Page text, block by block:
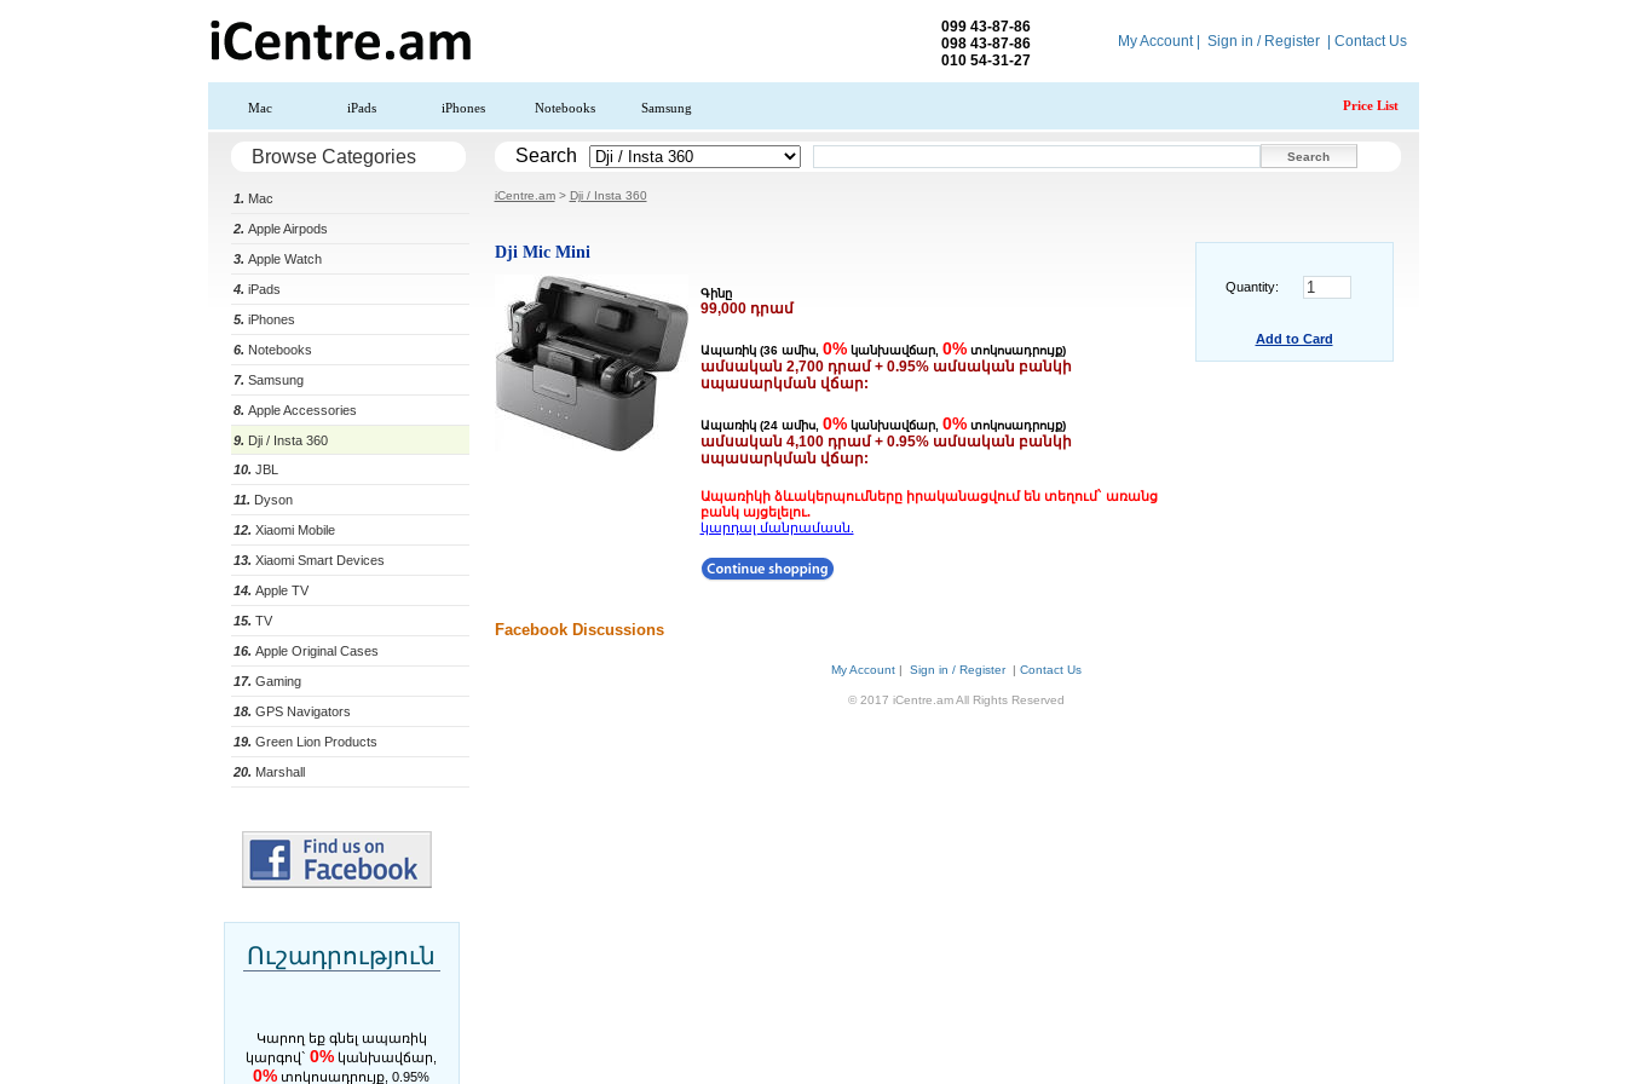
099 43-87-86
098 43-87-86
010 54-31-27
My Account| Sign in / Register| Contact Us
Mac iPads iPhones Notebooks Samsung Price List
Browse Categories
1. Mac
2. Apple Airpods
3. Apple Watch
4. iPads
5. iPhones
6. Notebooks
7. Samsung
8. Apple Accessories
9. Dji / Insta 360
10. JBL
11. Dyson
12. Xiaomi Mobile
13. Xiaomi Smart Devices
14. Apple TV
15. TV
16. Apple Original Cases
17. Gaming
18. GPS Navigators
19. Green Lion Products
20. Marshall
Ուշադրություն
Կարող եք գնել ապառիկ
կարգով` 0% կանխավճար,
0% տոկոսադրույք, 0.95%
Search
iCentre.am> Dji / Insta 360
Dji Mic Mini
Գինը
99,000 դրամ
Ապառիկ (36 ամիս, 0%կանխավճար, 0%տոկոսադրույք)
ամսական 2,700 դրամ + 0.95% ամսական բանկի
սպասարկման վճար:
Ապառիկ (24 ամիս, 0%կանխավճար, 0%տոկոսադրույք)
ամսական 4,100 դրամ + 0.95% ամսական բանկի
սպասարկման վճար:
Ապառիկի ձևակերպումները իրականացվում են տեղում` առանց
բանկ այցելելու.
կարդալ մանրամասն.
Facebook Discussions
Quantity:
Add to Card
My Account | Sign in / Register| Contact Us
© 2017 iCentre.am All Rights Reserved